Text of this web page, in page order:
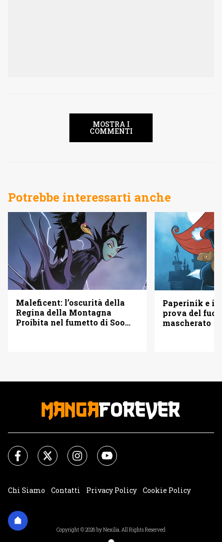
MOSTRA I
COMMENTI
Potrebbe interessarti anche
Maleficent: l’oscurità della
Regina della Montagna
Proibita nel fumetto di Soo
Paperinik e i
prova del
mascherato
Chi Siamo Contatti Privacy Policy
Cookie Policy
Copyright © 2026 by Nexilia. All Rights Reserved